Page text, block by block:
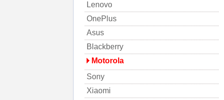
Lenovo
OnePlus
Asus
Blackberry
Motorola
Sony
Xiaomi